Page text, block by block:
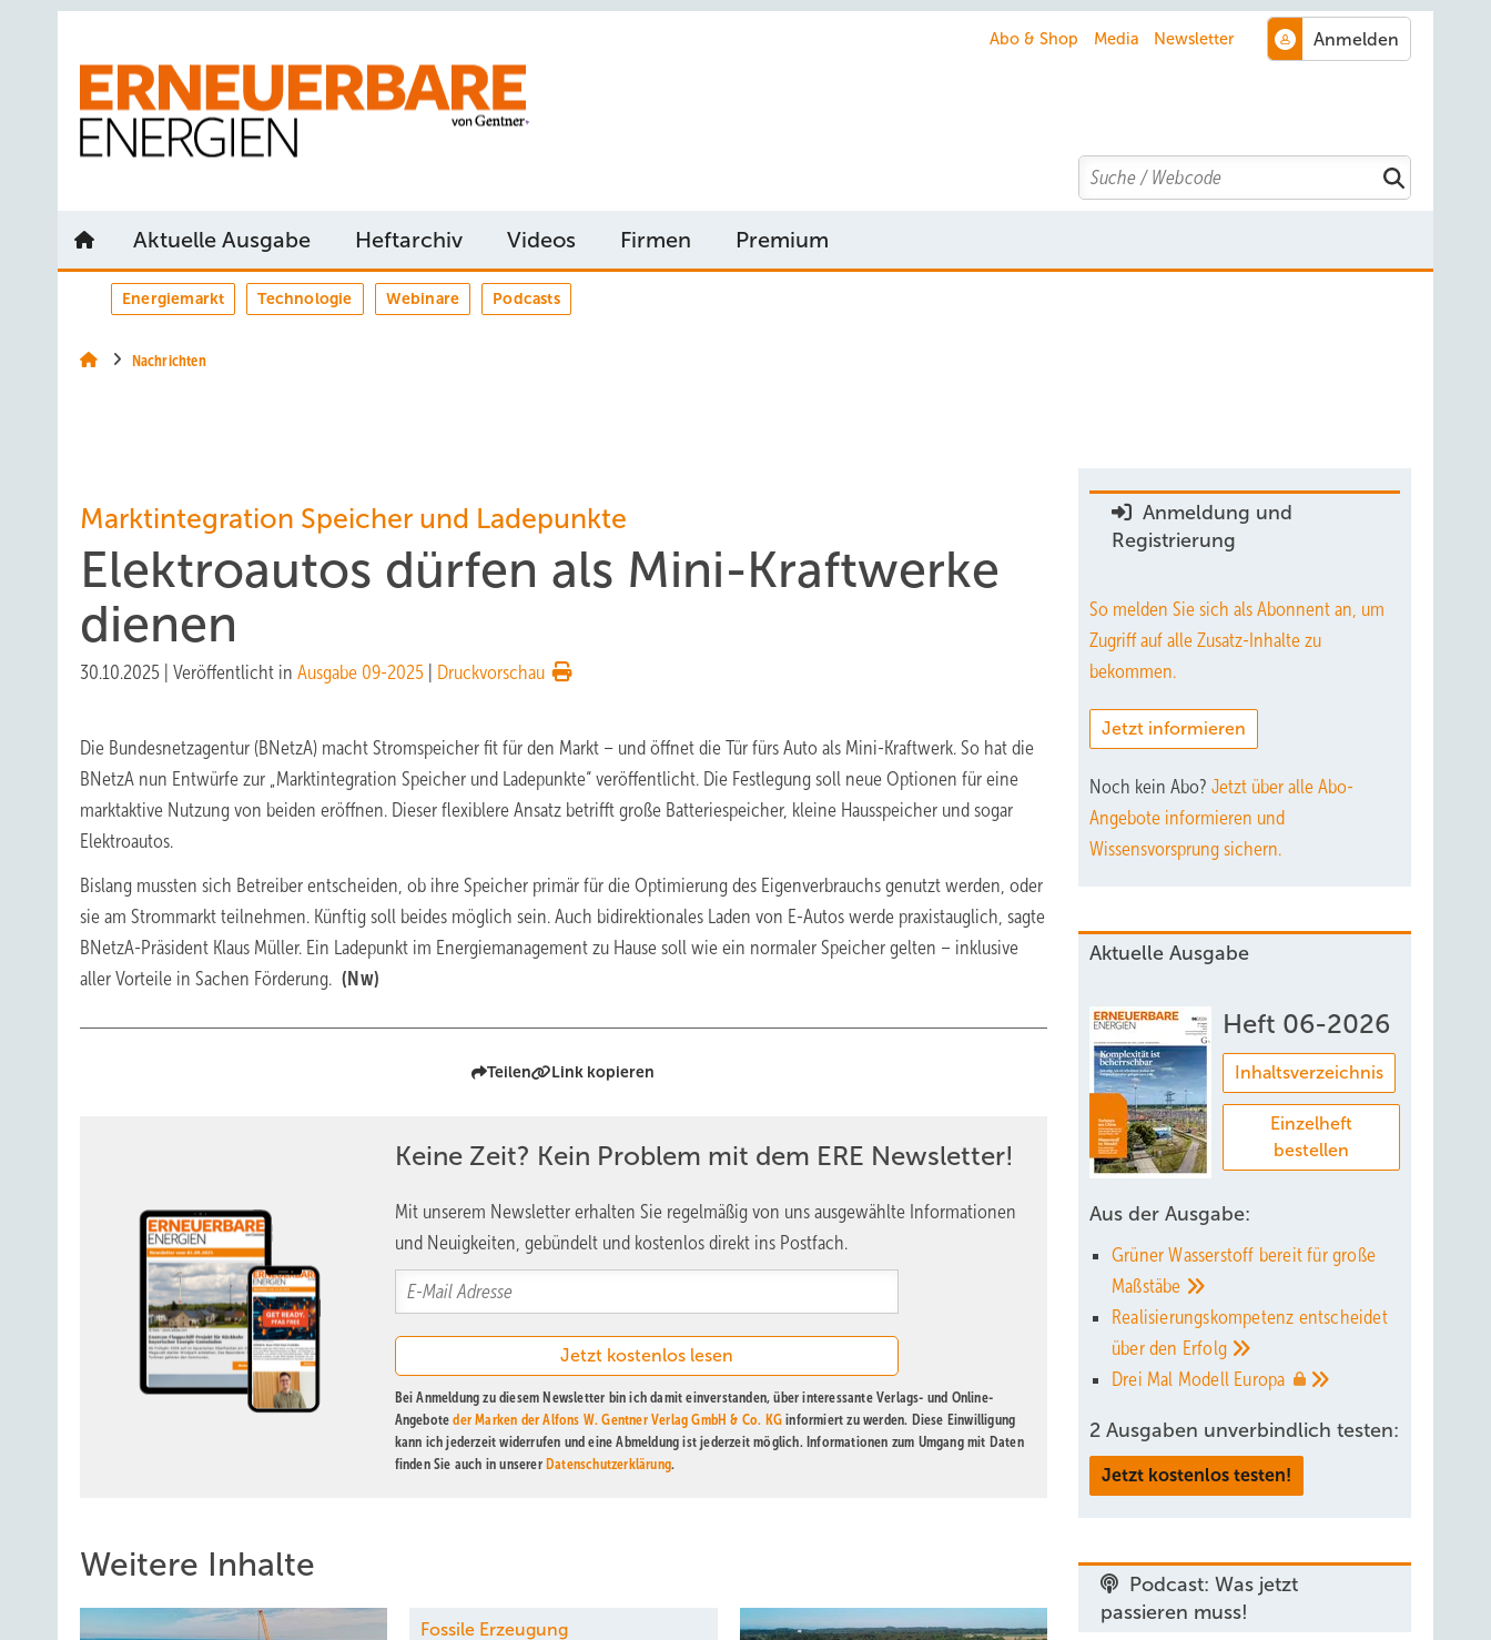
Abo & Shop Media Newsletter
Search
Aktuelle Ausgabe Heftarchiv Videos Firmen Premium
Energiemarkt Technologie Webinare Podcasts
Nachrichten
Marktintegration Speicher und Ladepunkte
Elektroautos dürfen als Mini-Kraftwerke
dienen
30.10.2025 Veröffentlicht in Ausgabe 09-2025 Druckvorschau
Die Bundesnetzagentur (BNetzA) macht Stromspeicher fit für den Markt – und öffnet die Tür fürs Auto als Mini-Kraftwerk. So hat die
BNetzA nun Entwürfe zur „Marktintegration Speicher und Ladepunkte“ veröffentlicht. Die Festlegung soll neue Optionen für eine
marktaktive Nutzung von beiden eröffnen. Dieser flexiblere Ansatz betrifft große Batteriespeicher, kleine Hausspeicher und sogar
Elektroautos.
Bislang mussten sich Betreiber entscheiden, ob ihre Speicher primär für die Optimierung des Eigenverbrauchs genutzt werden, oder
sie am Strommarkt teilnehmen. Künftig soll beides möglich sein. Auch bidirektionales Laden von E-Autos werde praxistauglich, sagte
BNetzA-Präsident Klaus Müller. Ein Ladepunkt im Energiemanagement zu Hause soll wie ein normaler Speicher gelten – inklusive
aller Vorteile in Sachen Förderung. (Nw)
Teilen Link kopieren
Keine Zeit? Kein Problem mit dem ERE Newsletter!
Mit unserem Newsletter erhalten Sie regelmäßig von uns ausgewählte Informationen
und Neuigkeiten, gebündelt und kostenlos direkt ins Postfach.
Bei Anmeldung zu diesem Newsletter bin ich damit einverstanden, über interessante Verlags- und Online-
Angeboteder Marken der Alfons W. Gentner Verlag GmbH & Co. KG informiert zu werden. Diese Einwilligung
kann ich jederzeit widerrufen und eine Abmeldung ist jederzeit möglich. Informationen zum Umgang mit Daten
finden Sie auch in unserer Datenschutzerklärung.
Weitere Inhalte
Fossile Erzeugung
Anmeldung und
Registrierung
So melden Sie sich als Abonnent an, um
Zugriff auf alle Zusatz-Inhalte zu
bekommen.
Jetzt informieren
Noch kein Abo? Jetzt über alle Abo-
Angebote informieren und
Wissensvorsprung sichern.
Aktuelle Ausgabe
Heft 06-2026
Inhaltsverzeichnis
Einzelheft
bestellen
Aus der Ausgabe:
Grüner Wasserstoff bereit für große
Maßstäbe
Realisierungskompetenz entscheidet
über den Erfolg
Drei Mal Modell Europa
2 Ausgaben unverbindlich testen:
Jetzt kostenlos testen!
Podcast: Was jetzt
passieren muss!